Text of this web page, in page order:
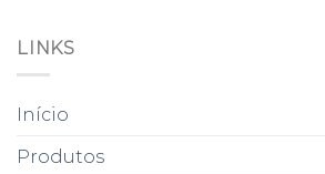
LINKS
Início
Produtos